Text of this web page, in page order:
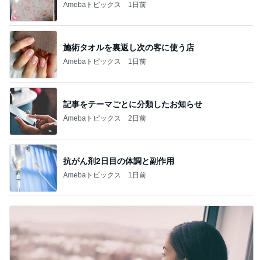
Amebaトピックス 1日前
施術タオルを裏返し次の客に使う店
Amebaトピックス 1日前
記事をテーマごとに分類したお知らせ
Amebaトピックス 2日前
抗がん剤2日目の体調と副作用
Amebaトピックス 1日前